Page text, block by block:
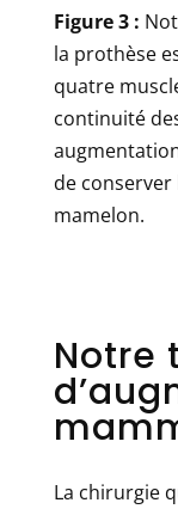
Figure 3 :
la prothèse
quatre
continuité
de
mamelon.
Notre
La chirurgie